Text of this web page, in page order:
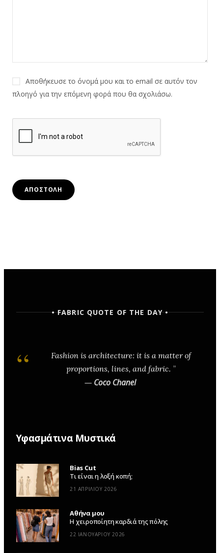
Αποθήκευσε το όνομά μου και το email σε αυτόν τον
πλοηγό για την επόμενη φορά που θα σχολιάσω.
• FABRIC QUOTE OF THE DAY •
Fashion is architecture: it is a matter of
proportions, lines, and fabric.
— Coco Chanel
Υφασμάτινα Μυστικά
Bias Cut
Τι είναι η λοξή κοπή;
21 ΑΠΡΙΛΊΟΥ 2026
Αθήνα μου
Η χειροποίητη καρδιά της πόλης
22 ΙΑΝΟΥΑΡΊΟΥ 2026